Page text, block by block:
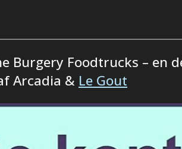
Burgery Foodtrucks – en
Arcadia & Le Gout